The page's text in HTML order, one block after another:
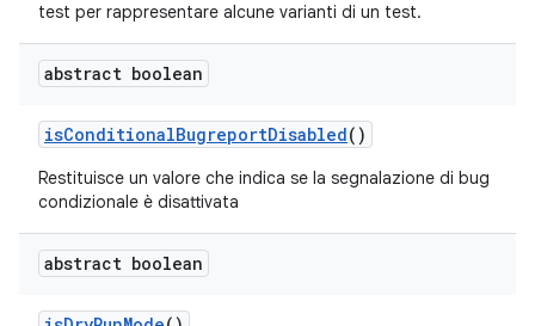
test per rappresentare alcune varianti di un test.
abstract boolean
isConditionalBugreportDisabled()
Restituisce un valore che indica se la segnalazione di bug
condizionale è disattivata
abstract boolean